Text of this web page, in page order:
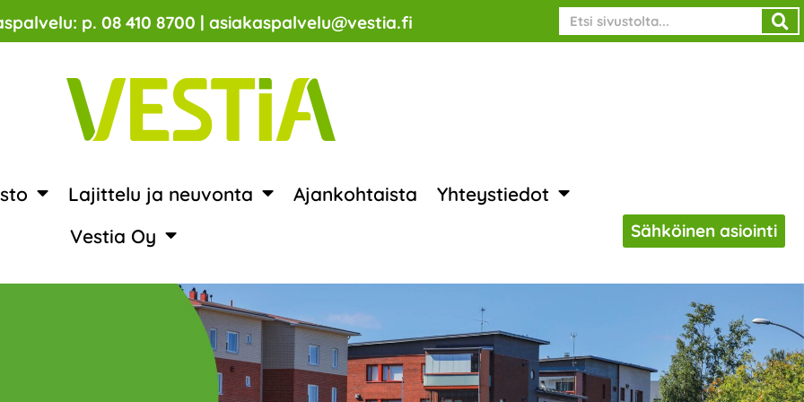
p. 08 410 8700 | asiakaspalvelu@vestia.fi Search
Lajittelu ja neuvonta Ajankohtaista
Yhteystiedot
Vestia Oy
Sähköinen asiointi